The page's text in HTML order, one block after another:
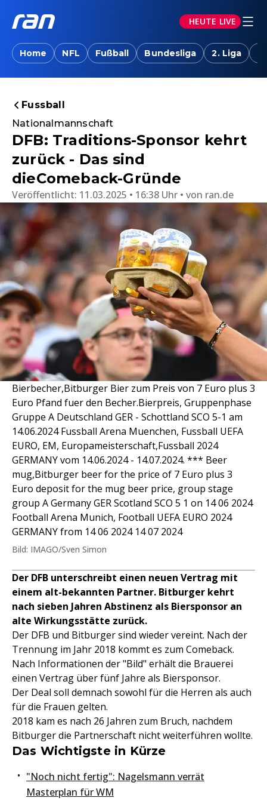
HEUTE LIVE
Home NFL Fußball Bundesliga 2. Liga
Fussball
Nationalmannschaft
DFB: Traditions-Sponsor kehrt
zurück - Das sind
dieComeback-Gründe
Veröffentlicht: 11.03.2025 • 16:38 Uhr von ran.de
Bierbecher,Bitburger Bier zum Preis von 7 Euro plus 3
Euro Pfand fuer den Becher.Bierpreis, Gruppenphase
Gruppe A Deutschland GER - Schottland SCO 5-1 am
14.06.2024 Fussball Arena Muenchen, Fussball UEFA
EURO, EM, Europameisterschaft,Fussball 2024
GERMANY vom 14.06.2024 - 14.07.2024. *** Beer
mug,Bitburger beer for the price of 7 Euro plus 3
Euro deposit for the mug beer price, group stage
group A Germany GER Scotland SCO 5 1 on 14 06 2024
Football Arena Munich, Football UEFA EURO 2024
GERMANY from 14 06 2024 14 07 2024
Bild: IMAGO/Sven Simon
Der DFB unterschreibt einen neuen Vertrag mit
einem alt-bekannten Partner. Bitburger kehrt
nach sieben Jahren Abstinenz als Biersponsor an
alte Wirkungsstätte zurück.
Der DFB und Bitburger sind wieder vereint. Nach der
Trennung im Jahr 2018 kommt es zum Comeback.
Nach Informationen der "Bild" erhält die Brauerei
einen Vertrag über fünf Jahre als Biersponsor.
Der Deal soll demnach sowohl für die Herren als auch
für die Frauen gelten.
2018 kam es nach 26 Jahren zum Bruch, nachdem
Bitburger die Partnerschaft nicht weiterführen wollte.
Das Wichtigste in Kürze
"Noch nicht fertig": Nagelsmann verrät
Masterplan für WM